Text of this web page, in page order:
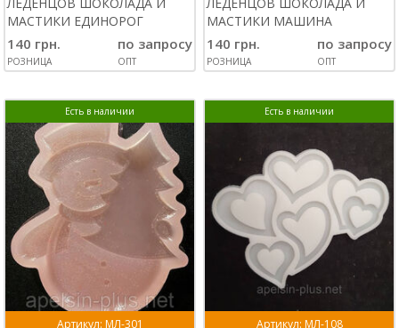
МАСТИКИ ЕДИНОРОГ
140 грн.
РОЗНИЦА
по запросу
ОПТ
МАСТИКИ МАШИНА
140 грн.
РОЗНИЦА
по запросу
ОПТ
Есть в наличии
Артикул: МЛ-301
Есть в наличии
Артикул: МЛ-108